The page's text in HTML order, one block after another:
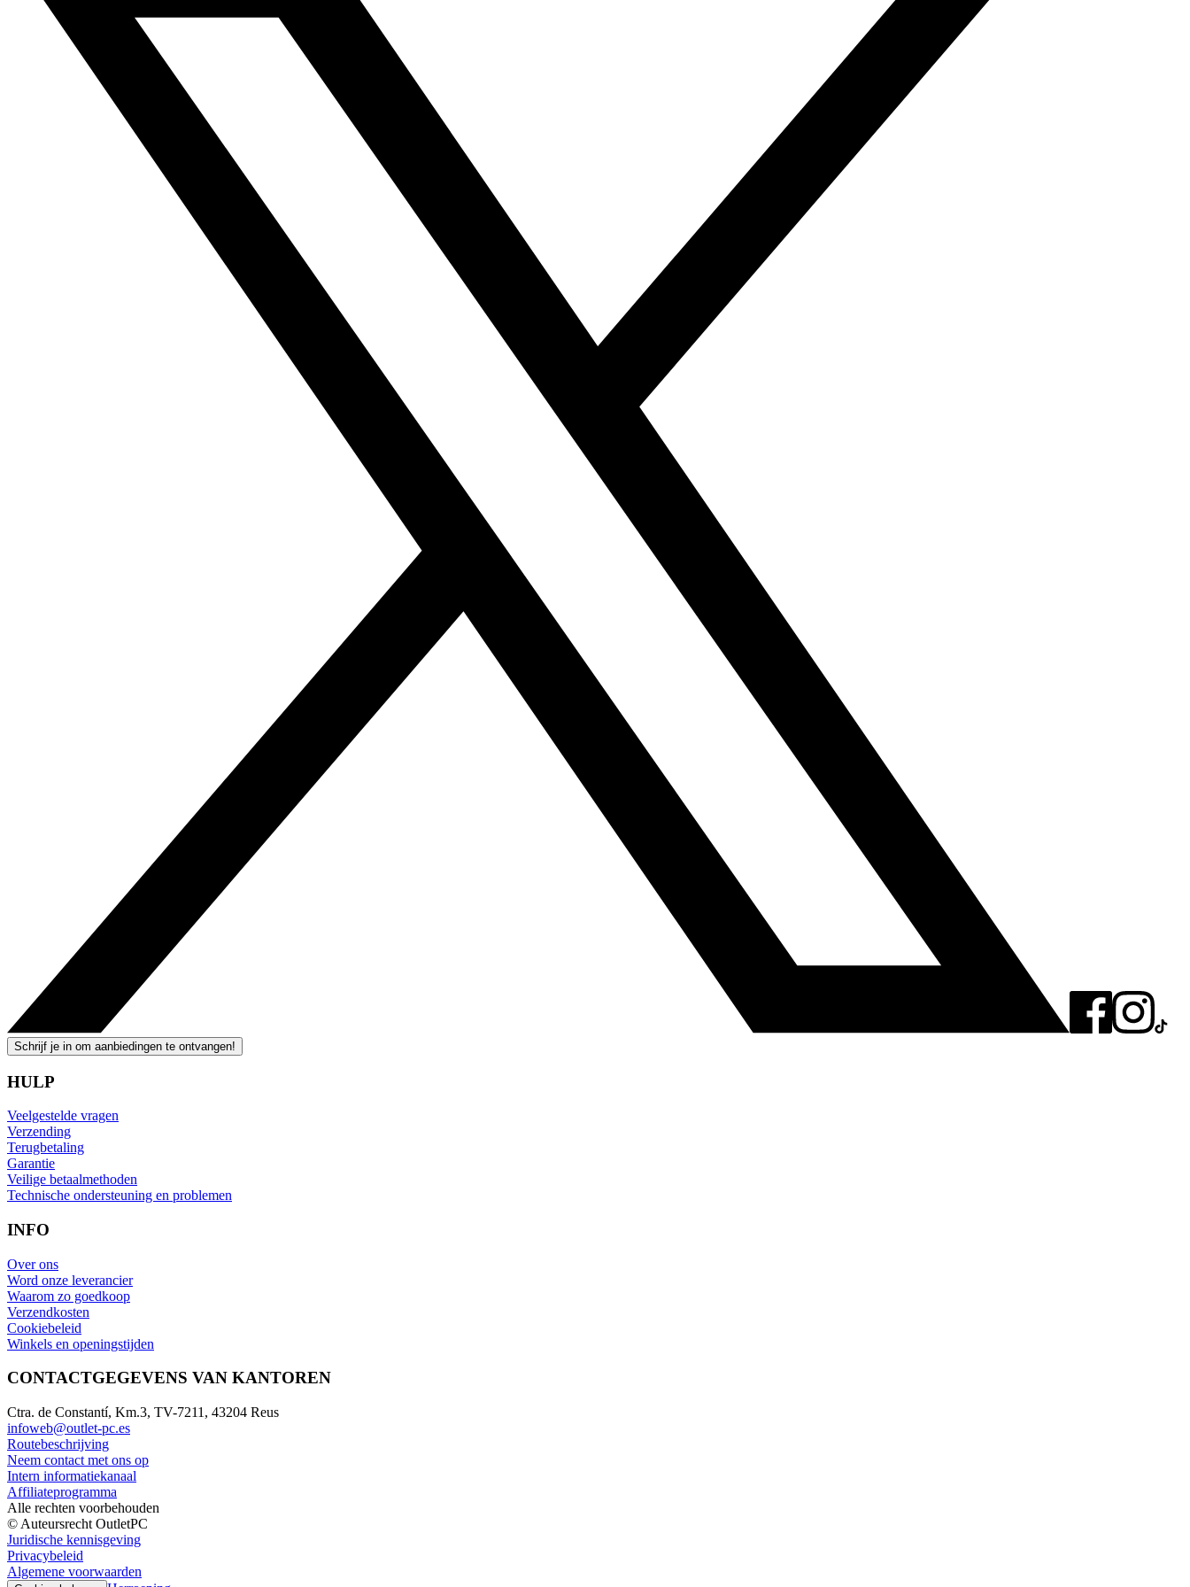
Schrijf je in om aanbiedingen te ontvangen!
HULP
Veelgestelde vragen
Verzending
Terugbetaling
Garantie
Veilige betaalmethoden
Technische ondersteuning en problemen
INFO
Over ons
Word onze leverancier
Waarom zo goedkoop
Verzendkosten
Cookiebeleid
Winkels en openingstijden
CONTACTGEGEVENS VAN KANTOREN
Ctra. de Constantí, Km.3, TV-7211, 43204 Reus
infoweb@outlet-pc.es
Routebeschrijving
Neem contact met ons op
Intern informatiekanaal
Affiliateprogramma
Alle rechten voorbehouden
© Auteursrecht OutletPC
Juridische kennisgeving
Privacybeleid
Algemene voorwaarden